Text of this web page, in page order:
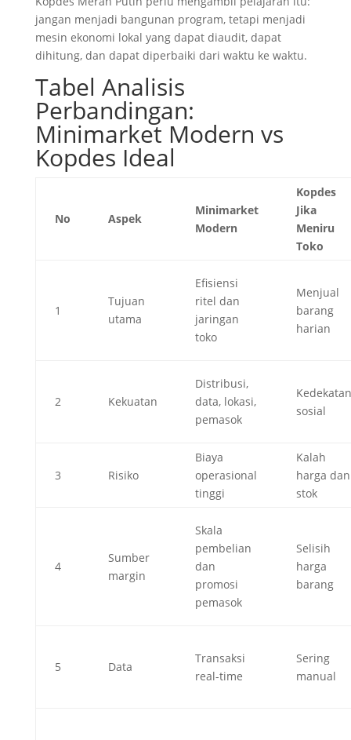
jangan menjadi bangunan program, tetapi menjadi
mesin ekonomi lokal yang dapat diaudit, dapat
dihitung, dan dapat diperbaiki dari waktu ke waktu.
Tabel Analisis
Perbandingan:
Minimarket Modern vs
Kopdes Ideal
No Aspek
Minimarket
Modern
Kopdes
Jika
Meniru
Toko
1
Tujuan
utama
Efisiensi
ritel dan
jaringan
toko
Menjual
barang
harian
2 Kekuatan
Distribusi,
data, lokasi,
pemasok
Kedekatan
sosial
3 Risiko
Biaya
operasional
tinggi
Kalah
harga dan
stok
4
Sumber
margin
Skala
pembelian
dan
promosi
pemasok
Selisih
harga
barang
5 Data
Transaksi
real-time
Sering
manual